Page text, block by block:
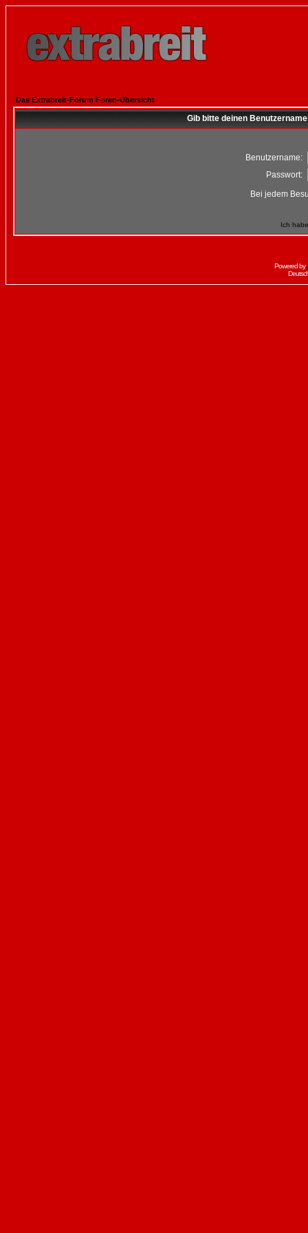
Das Extrabreit-Forum Foren-Übersicht
Gib bitte deinen
Benutzername:
Passwort:
Bei jedem
Ich
Powered by